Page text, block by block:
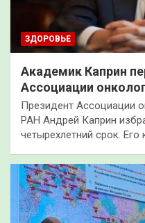
ЗДОРОВЬЕ
Академик Каприн
Ассоциации
Президент Ассоциации
РАН Андрей Каприн
четырехлетний срок.